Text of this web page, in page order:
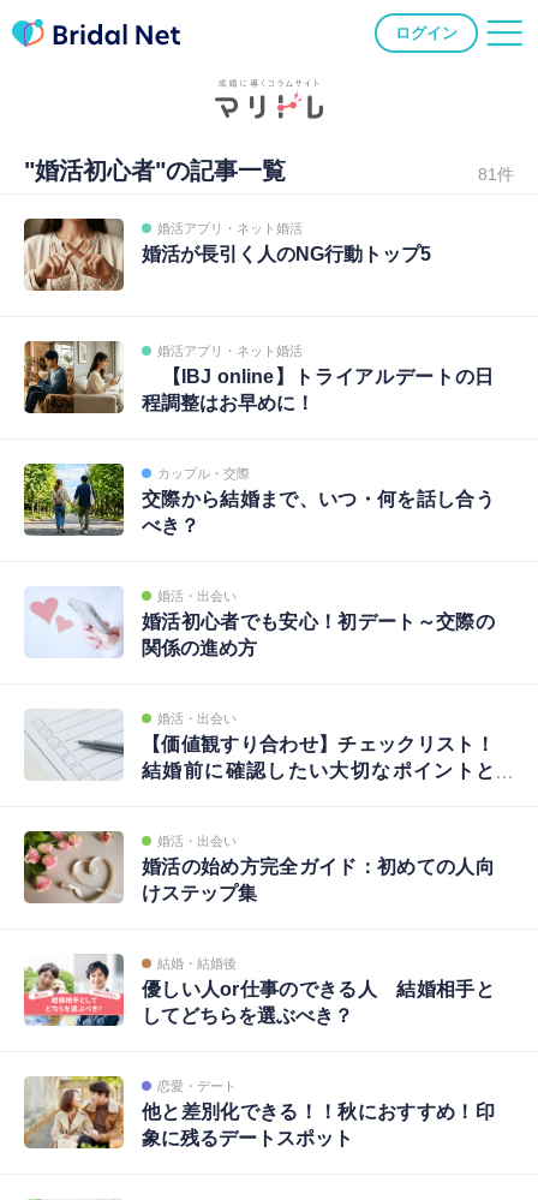
ログイン
"婚活初心者"の記事一覧 81件
婚活アプリ・ネット婚活
婚活が長引く人のNG行動トップ5
婚活アプリ・ネット婚活
【IBJ online】トライアルデートの日
程調整はお早めに！
カップル・交際
交際から結婚まで、いつ・何を話し合う
べき？
婚活・出会い
婚活初心者でも安心！初デート～交際の
関係の進め方
婚活・出会い
【価値観すり合わせ】チェックリスト！
結婚前に確認したい大切なポイントと
婚活・出会い
婚活の始め方完全ガイド：初めての人向
けステップ集
結婚・結婚後
優しい人or仕事のできる人 結婚相手と
してどちらを選ぶべき？
恋愛・デート
他と差別化できる！！秋におすすめ！印
象に残るデートスポット